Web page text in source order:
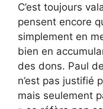
C’est toujours
pensent encore
simplement en
bien en
des dons. Paul
n’est pas justifié
mais seulement